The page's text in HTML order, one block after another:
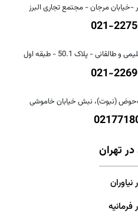
-خیابان مرجان - مجتمع تجاری البرز
021-
- پلاک 50.1 - طبقه اول
021-
(نبوت)، نبش خیابان خاموشی
تهران